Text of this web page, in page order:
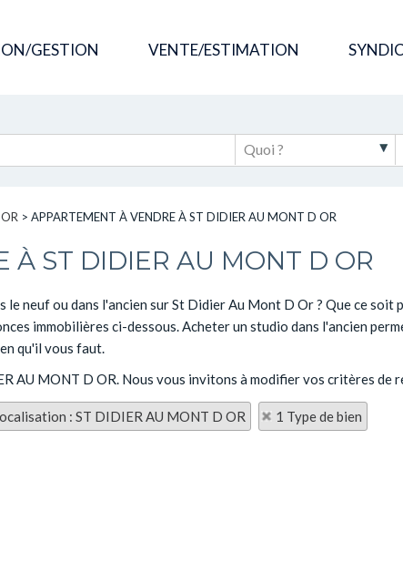
GESTION VENTE/ESTIMATION SYNDIC
> APPARTEMENT À VENDRE À ST DIDIER AU MONT D OR
À ST DIDIER AU MONT D OR
le neuf ou dans l'ancien sur St Didier Au Mont D Or ? Que ce
immobilières ci-dessous. Acheter un studio dans l'ancien
qu'il vous faut.
AU MONT D OR. Nous vous invitons à modifier vos critères de
: ST DIDIER AU MONT D OR 1 Type de bien